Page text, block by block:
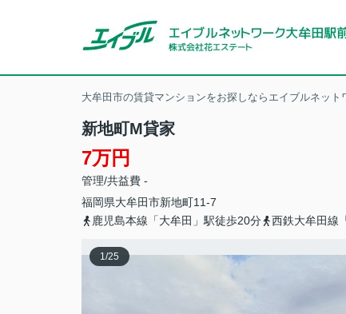
大牟田市の賃貸マンションをお探しならエイブルネット
新地町M貸家
7万円
管理/共益費 -
福岡県大牟田市新地町11-7
鹿児島本線「大牟田」駅徒歩20分
西鉄大牟田線
1/25